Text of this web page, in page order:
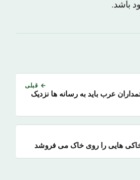
باشد.
← قبلی
عرب باید به رسانه ها نزدیک
هایی را روی خاک می فروشد